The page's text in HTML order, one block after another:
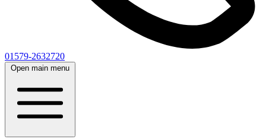
01579-2632720
Open main menu